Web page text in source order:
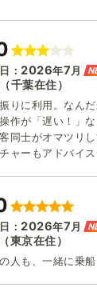
： 2026年7 月
（千葉在住）
りに利用。なん
操作が「遅い！」
同士がオマツリ
ャーもアドバイ
： 2026年7 月
（東京在住）
人も、一緒に乗